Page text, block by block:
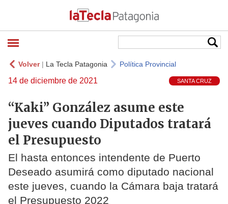
Volver| La Tecla Patagonia Política Provincial
14 de diciembre de 2021 SANTA CRUZ
“Kaki” González asume este
jueves cuando Diputados tratará
el Presupuesto
El hasta entonces intendente de Puerto
Deseado asumirá como diputado nacional
este jueves, cuando la Cámara baja tratará
el Presupuesto 2022